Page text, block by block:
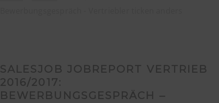
SALESJOB JOBREPORT VERTRIEB
2016/2017:
BEWERBUNGSGESPRÄCH –